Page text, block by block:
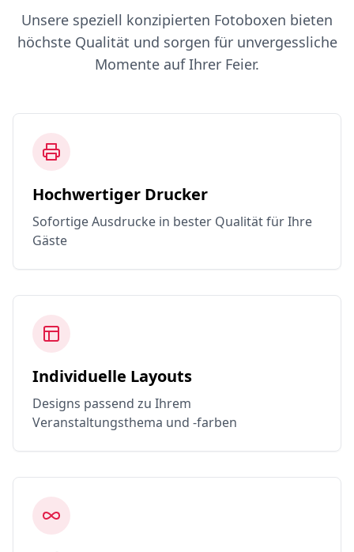
Unsere speziell konzipierten Fotoboxen bieten
höchste Qualität und sorgen für unvergessliche
Momente auf Ihrer Feier.
Hochwertiger Drucker
Sofortige Ausdrucke in bester Qualität für Ihre
Gäste
Individuelle Layouts
Designs passend zu Ihrem
Veranstaltungsthema und -farben